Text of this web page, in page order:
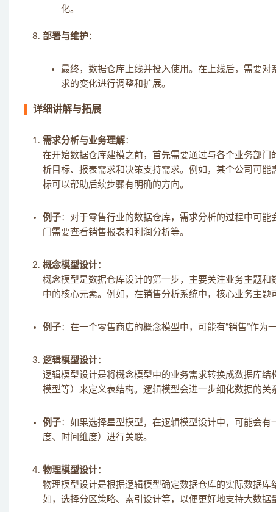
化。
部署与维护：
最终，数据仓库上线并投入使用。在上线后，需要
求的变化进行调整和扩展。
详细讲解与拓展
需求分析与业务理解：
在开始数据仓库建模之前，首先需要通过与各个业务部
析目标、报表需求和决策支持需求。例如，某个公司可
标可以帮助后续步骤有明确的方向。
例子：对于零售行业的数据仓库，需求分析的过程中可
门需要查看销售报表和利润分析等。
概念模型设计：
概念模型是数据仓库设计的第一步，主要关注业务主题
中的核心元素。例如，在销售分析系统中，核心业务主题可
例子：在一个零售商店的概念模型中，可能有“销售”作为
逻辑模型设计：
逻辑模型设计是将概念模型中的业务需求转换成数据库
模型等）来定义表结构。逻辑模型会进一步细化数据的关
例子：如果选择星型模型，在逻辑模型设计中，可能会
度、时间维度）进行关联。
物理模型设计：
物理模型设计是根据逻辑模型确定数据仓库的实际数据
如，选择分区策略、索引设计等，以便更好地支持大数据